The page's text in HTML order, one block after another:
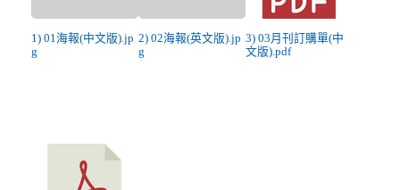
1) 01海報(中文版).jp
g
2) 02海報(英文版).jp
g
3) 03月刊訂購單(中
文版).pdf